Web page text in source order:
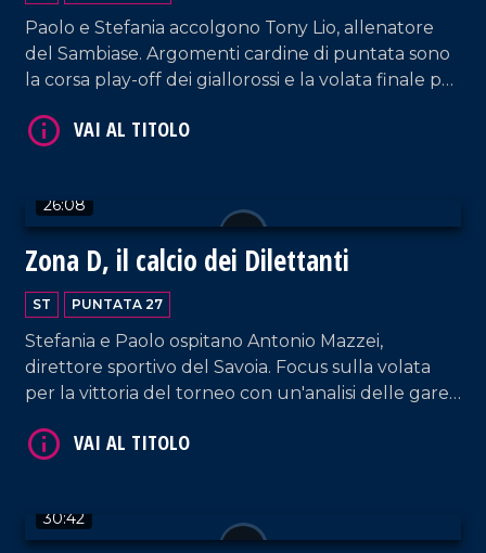
Paolo e Stefania accolgono Tony Lio, allenatore
del Sambiase. Argomenti cardine di puntata sono
la corsa play-off dei giallorossi e la volata finale per
26:08
Zona D, il calcio dei Dilettanti
ST PUNTATA 27
Stefania e Paolo ospitano Antonio Mazzei,
direttore sportivo del Savoia. Focus sulla volata
per la vittoria del torneo con un'analisi delle gare
Spazio alla vittoria del Savoia in casa della Vigor e
Sambiase ancora in corsa.
30:42
VAI AL TITOLO
VAI AL TITOLO
VAI AL TITOLO